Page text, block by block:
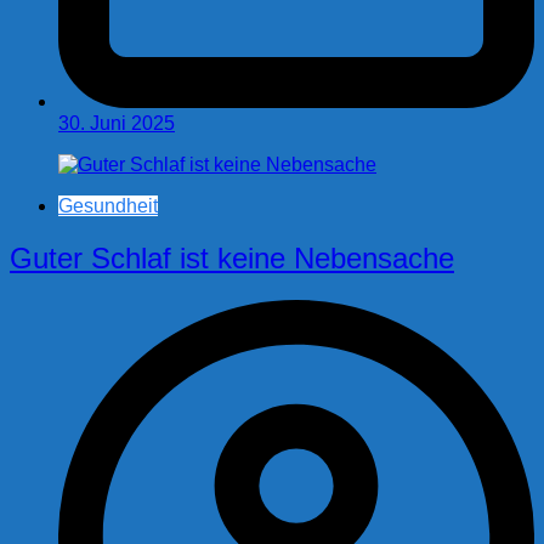
30. Juni 2025
Gesundheit
Guter Schlaf ist keine Nebensache